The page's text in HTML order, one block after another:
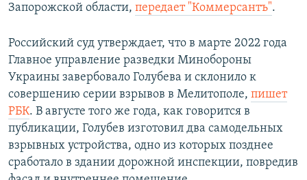
Запорожской области, передает "Коммерсантъ".
Российский суд утверждает, что в марте 2022 года
Главное управление разведки Минобороны
Украины завербовало Голубева и склонило к
совершению серии взрывов в Мелитополе, пишет
РБК. В августе того же года, как говорится в
публикации, Голубев изготовил два самодельных
взрывных устройства, одно из которых позднее
сработало в здании дорожной инспекции, повредив